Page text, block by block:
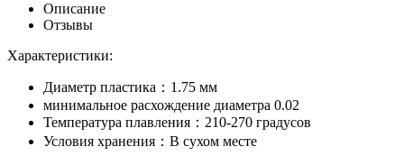
Описание
Отзывы
Характеристики:
Диаметр пластика：1.75 мм
минимальное расхождение диаметра 0.02
Температура плавления：210-270 градусов
Условия хранения：В сухом месте